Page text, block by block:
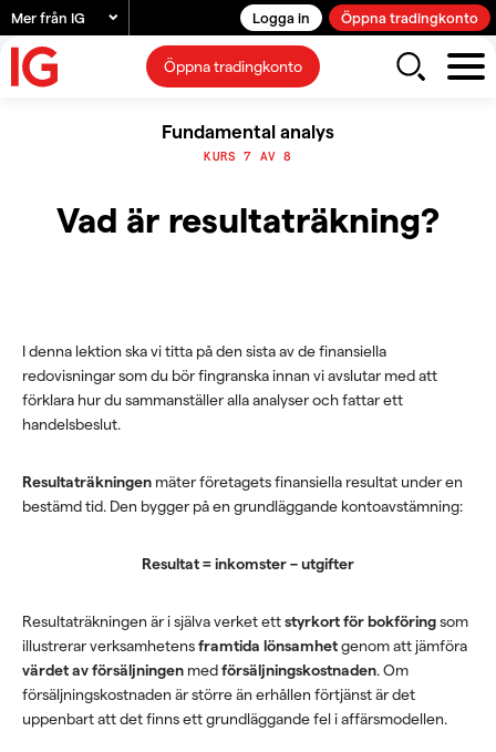
Mer från IG Logga in Öppna tradingkonto
Öppna tradingkonto
Fundamental analys
KURS 7 AV 8
Vad är resultaträkning?
I denna lektion ska vi titta på den sista av de finansiella
redovisningar som du bör fingranska innan vi avslutar med att
förklara hur du sammanställer alla analyser och fattar ett
handelsbeslut.
Resultaträkningen mäter företagets finansiella resultat under en
bestämd tid. Den bygger på en grundläggande kontoavstämning:
Resultat = inkomster – utgifter
Resultaträkningen är i själva verket ettstyrkort för bokföringsom
illustrerar verksamhetensframtida lönsamhetgenom att jämföra
värdet av försäljningen medförsäljningskostnaden. Om
försäljningskostnaden är större än erhållen förtjänst är det
uppenbart att det finns ett grundläggande fel i affärsmodellen.